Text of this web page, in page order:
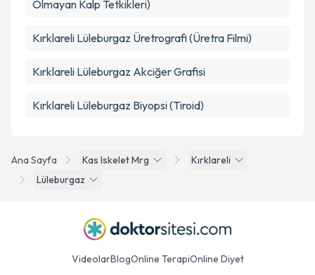
Ana Sayfa Kas Iskelet Mrg
Kırklareli
Lüleburgaz
Olmayan Kalp Tetkikleri)
Kırklareli Lüleburgaz Üretrografi (Üretra Filmi)
Kırklareli Lüleburgaz Akciğer Grafisi
Kırklareli Lüleburgaz Biyopsi (Tiroid)
VideolarBlogOnline TerapiOnline Diyet